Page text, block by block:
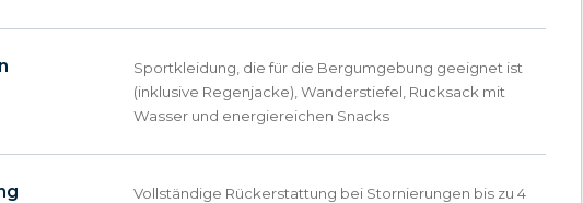
Sportkleidung, die für die Bergumgebung geeignet ist
(inklusive Regenjacke), Wanderstiefel, Rucksack mit
Wasser und energiereichen Snacks
Vollständige Rückerstattung bei Stornierungen bis zu 4